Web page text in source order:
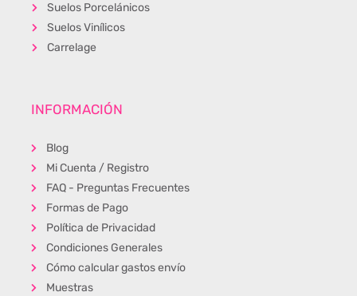
Suelos Porcelánicos
Suelos Vinílicos
Carrelage
INFORMACIÓN
Blog
Mi Cuenta / Registro
FAQ - Preguntas Frecuentes
Formas de Pago
Política de Privacidad
Condiciones Generales
Cómo calcular gastos envío
Muestras